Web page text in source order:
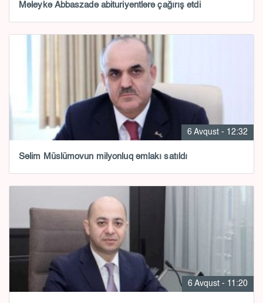
Məleykə Abbaszadə abituriyentlərə çağırış etdi
6 Avqust - 12:32
Səlim Müslümovun milyonluq əmlakı satıldı
6 Avqust - 11:20